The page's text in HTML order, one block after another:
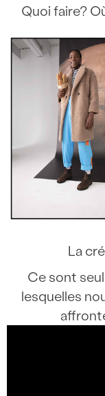
Quoi faire?
La
Ce sont
lesquelles